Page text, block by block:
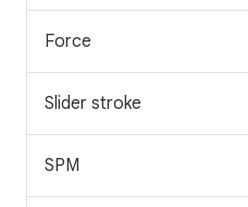
Force
Slider stroke
SPM